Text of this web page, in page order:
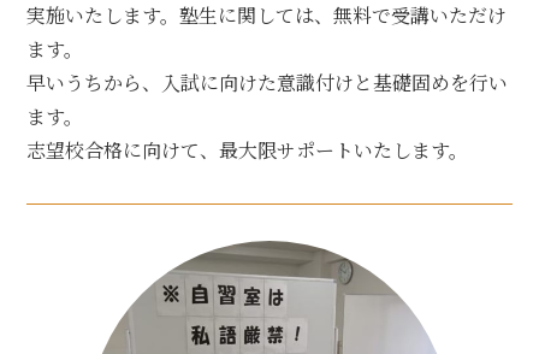
実施いたします。塾生に関しては、無料で受講いただけ
ます。
早いうちから、入試に向けた意識付けと基礎固めを行い
ます。
志望校合格に向けて、最大限サポートいたします。